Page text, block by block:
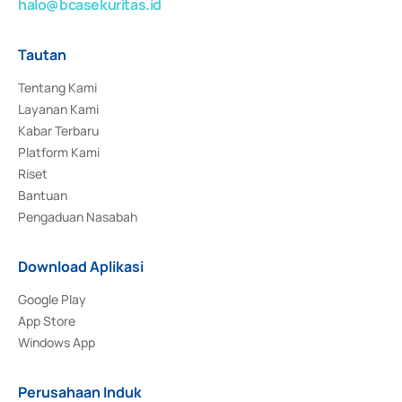
halo@bcasekuritas.id
Tautan
Tentang Kami
Layanan Kami
Kabar Terbaru
Platform Kami
Riset
Bantuan
Pengaduan Nasabah
Download Aplikasi
Google Play
App Store
Windows App
Perusahaan Induk